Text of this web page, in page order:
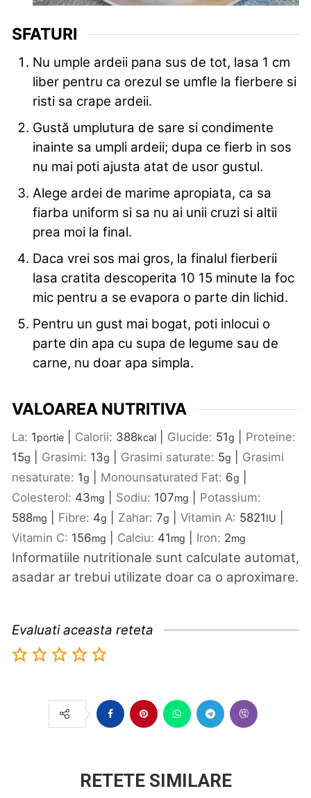
SFATURI
Nu umple ardeii pana sus de tot, lasa 1 cm
liber pentru ca orezul se umfle la fierbere si
risti sa crape ardeii.
Gustă umplutura de sare si condimente
inainte sa umpli ardeii; dupa ce fierb in sos
nu mai poti ajusta atat de usor gustul.
Alege ardei de marime apropiata, ca sa
fiarba uniform si sa nu ai unii cruzi si altii
prea moi la final.
Daca vrei sos mai gros, la finalul fierberii
lasa cratita descoperita 10 15 minute la foc
mic pentru a se evapora o parte din lichid.
Pentru un gust mai bogat, poti inlocui o
parte din apa cu supa de legume sau de
carne, nu doar apa simpla.
VALOAREA NUTRITIVA
La: 1portie Calorii: 388kcal Glucide: 51g
Proteine:
15g Grasimi: 13g Grasimi saturate: 5g
Grasimi
nesaturate: 1g Monounsaturated Fat: 6g
Colesterol: 43mg Sodiu: 107mg
Potassium:
588mg Fibre: 4g Zahar: 7g Vitamin A: 5821IU
Vitamin C: 156mg Calciu: 41mg Iron: 2mg
Informatiile nutritionale sunt calculate automat,
asadar ar trebui utilizate doar ca o aproximare.
Evaluati aceasta reteta
RETETE SIMILARE